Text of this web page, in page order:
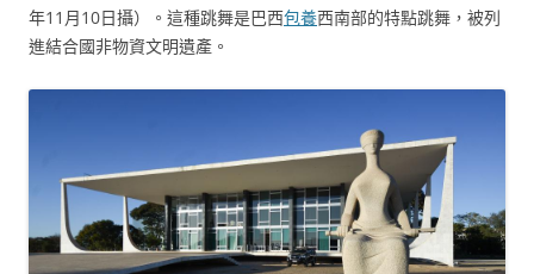
年11月10日攝）。這種跳舞是巴西包養西南部的特點跳舞，被列
進結合國非物資文明遺產。